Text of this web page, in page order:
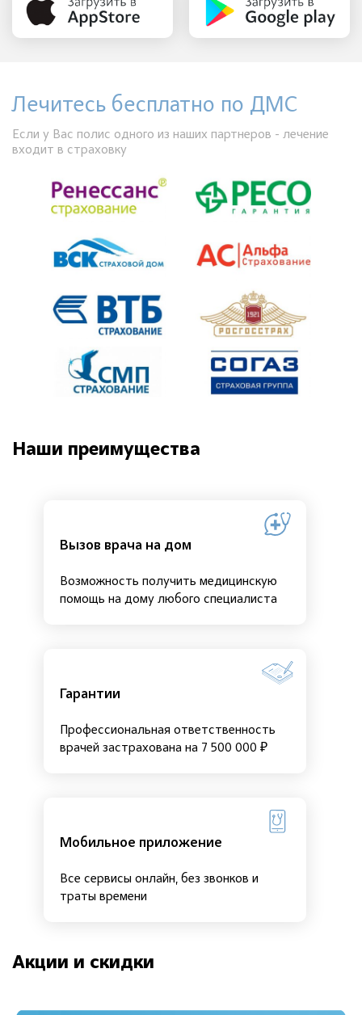
Лечитесь бесплатно по ДМС
Если у Вас полис одного из наших партнеров - лечение
входит в страховку
Наши преимущества
Вызов врача на дом
Возможность получить медицинскую
помощь на дому любого специалиста
Гарантии
Профессиональная ответственность
врачей застрахована на 7 500 000 ₽
Мобильное приложение
Все сервисы онлайн, без звонков и
траты времени
Акции и скидки